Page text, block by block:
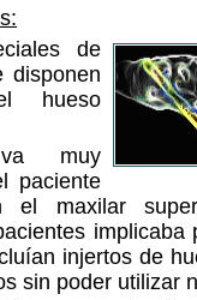
de
disponen
hueso
muy
paciente
el maxilar
implicaba
injertos de
sin poder utilizar